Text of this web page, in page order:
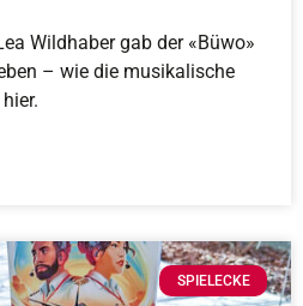
Wildhaber gab der «Büwo»
– wie die musikalische
SPIELECKE